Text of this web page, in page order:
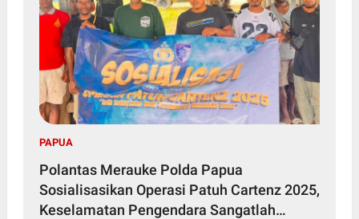
PAPUA
Polantas Merauke Polda Papua
Sosialisasikan Operasi Patuh Cartenz 2025,
Keselamatan Pengendara Sangatlah